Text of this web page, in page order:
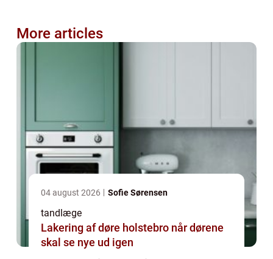
More articles
04 august 2026 Sofie Sørensen
tandlæge
Lakering af døre holstebro når dørene
skal se nye ud igen